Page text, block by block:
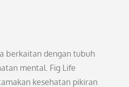
berkaitan dengan tubuh
mental. Fig Life
kesehatan pikiran